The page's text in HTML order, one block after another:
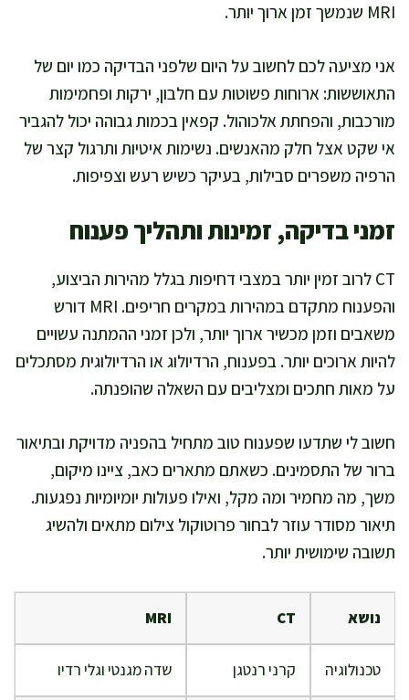
MRI שנמשך זמן ארוך יותר.
אני מציעה לכם לחשוב על היום שלפני הבדיקה כמו יום של
התאוששות: ארוחות פשוטות עם חלבון, ירקות ופחמימות
מורכבות, והפחתת אלכוהול. קפאין בכמות גבוהה יכול להגביר
אי שקט אצל חלק מהאנשים. נשימות איטיות ותרגול קצר של
הרפיה משפרים סבילות, בעיקר כשיש רעש וצפיפות.
זמני בדיקה, זמינות ותהליך פענוח
CT לרוב זמין יותר במצבי דחיפות בגלל מהירות הביצוע,
והפענוח מתקדם במהירות במקרים חריפים. MRI דורש
משאבים וזמן מכשיר ארוך יותר, ולכן זמני ההמתנה עשויים
להיות ארוכים יותר. בפענוח, הרדיולוג או הרדיולוגית מסתכלים
על מאות חתכים ומצליבים עם השאלה שהופנתה.
חשוב לי שתדעו שפענוח טוב מתחיל בהפניה מדויקת ובתיאור
ברור של התסמינים. כשאתם מתארים כאב, ציינו מיקום,
משך, מה מחמיר ומה מקל, ואילו פעולות יומיומיות נפגעות.
תיאור מסודר עוזר לבחור פרוטוקול צילום מתאים ולהשיג
תשובה שימושית יותר.
נושא CT
MRI
טכנולוגיה קרני רנטגן שדה מגנטי וגלי רדיו